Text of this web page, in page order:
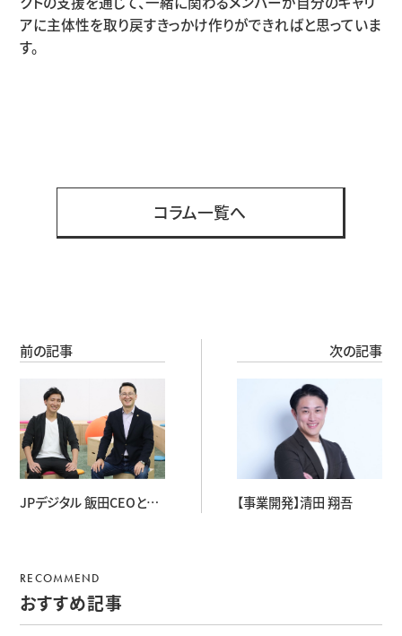
アに主体性を取り戻すきっかけ作りができればと思っていま
す。
コラム一覧へ
前の記事
JPデジタル 飯田CEOと語
次の記事
【事業開発】清田 翔吾
RECOMMEND
おすすめ記事